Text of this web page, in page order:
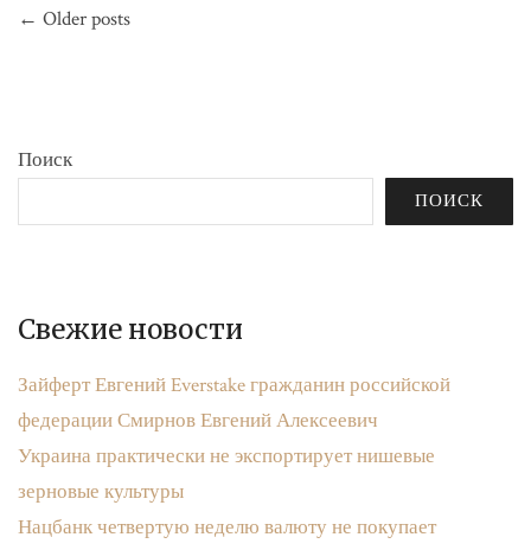
по
← Older posts
Поиск
ПОИСК
Свежие новости
Зайферт Евгений Everstake гражданин российской
федерации Смирнов Евгений Алексеевич
Украина практически не экспортирует нишевые
зерновые культуры
Нацбанк четвертую неделю валюту не покупает